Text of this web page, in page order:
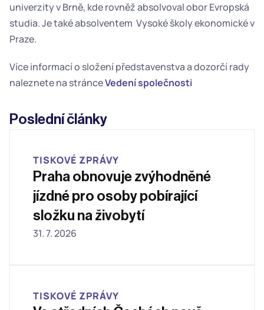
univerzity v Brně, kde rovněž absolvoval obor Evropská
studia. Je také absolventem  Vysoké školy ekonomické v
Praze.
Více informací o složení představenstva a dozorčí rady
naleznete na stránce Vedení společnosti
Poslední články
TISKOVÉ ZPRÁVY
Praha obnovuje zvýhodněné
jízdné pro osoby pobírající
složku na živobytí
31. 7. 2026
TISKOVÉ ZPRÁVY